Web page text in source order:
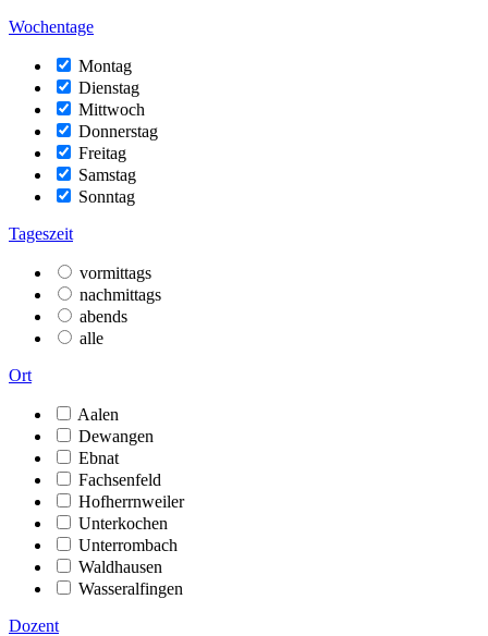
Wochentage
Montag
Dienstag
Mittwoch
Donnerstag
Freitag
Samstag
Sonntag
Tageszeit
vormittags
nachmittags
abends
alle
Ort
Aalen
Dewangen
Ebnat
Fachsenfeld
Hofherrnweiler
Unterkochen
Unterrombach
Waldhausen
Wasseralfingen
Dozent